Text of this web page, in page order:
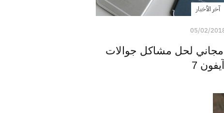
آخر الأخبار
05/02/
مجاني لحل مشاكل جوالات
آيفون 7